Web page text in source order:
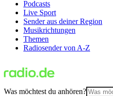
Podcasts
Live Sport
Sender aus deiner Region
Musikrichtungen
Themen
Radiosender von A-Z
Was möchtest du anhören?